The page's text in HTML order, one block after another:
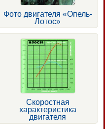
Фото двигателя «Опель-
Лотос»
Скоростная
характеристика
двигателя